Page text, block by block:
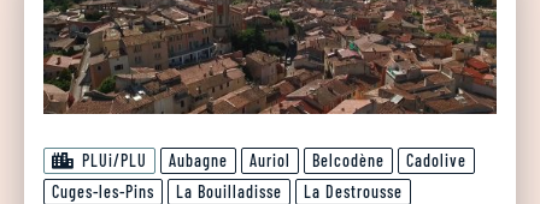
PLUi/PLU Aubagne Auriol Belcodène
Cadolive
Cuges-les-Pins
La Bouilladisse
La Destrousse